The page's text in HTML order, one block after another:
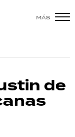
MÁS
de